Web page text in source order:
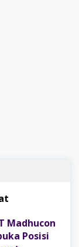
Madhucon
Posisi